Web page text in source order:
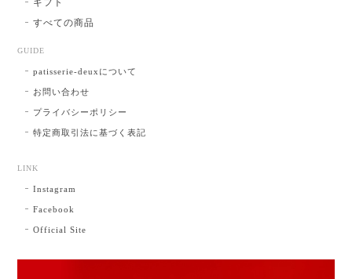
ギフト
すべての商品
GUIDE
patisserie-deuxについて
お問い合わせ
プライバシーポリシー
特定商取引法に基づく表記
LINK
Instagram
Facebook
Official Site